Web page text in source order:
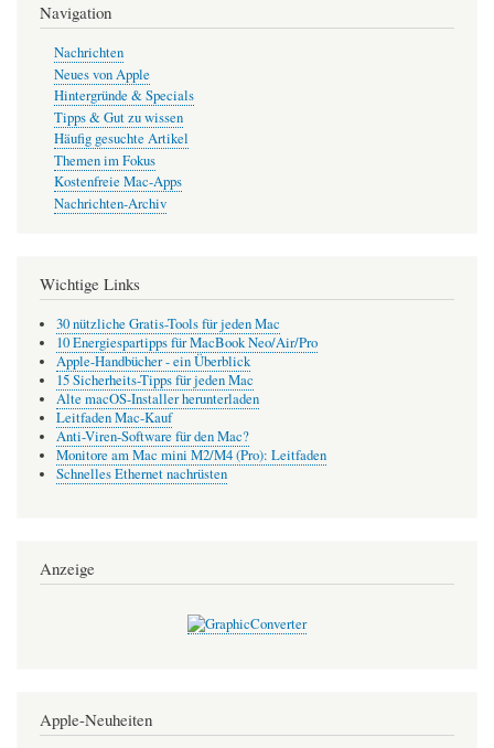
Navigation
Nachrichten
Neues von Apple
Hintergründe & Specials
Tipps & Gut zu wissen
Häufig gesuchte Artikel
Themen im Fokus
Kostenfreie Mac-Apps
Nachrichten-Archiv
Wichtige Links
30 nützliche Gratis-Tools für jeden Mac
10 Energiespartipps für MacBook Neo/Air/Pro
Apple-Handbücher - ein Überblick
15 Sicherheits-Tipps für jeden Mac
Alte macOS-Installer herunterladen
Leitfaden Mac-Kauf
Anti-Viren-Software für den Mac?
Monitore am Mac mini M2/M4 (Pro): Leitfaden
Schnelles Ethernet nachrüsten
Anzeige
Apple-Neuheiten